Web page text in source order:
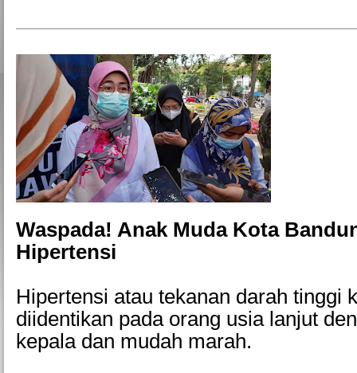
Waspada! Anak Muda Kota
Hipertensi
Hipertensi atau tekanan darah tinggi
diidentikan pada orang usia lanjut
kepala dan mudah marah.